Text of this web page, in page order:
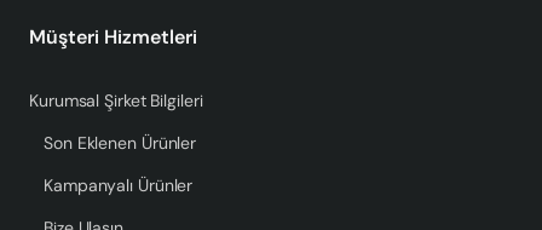
Müşteri Hizmetleri
Kurumsal Şirket Bilgileri
Son Eklenen Ürünler
Kampanyalı Ürünler